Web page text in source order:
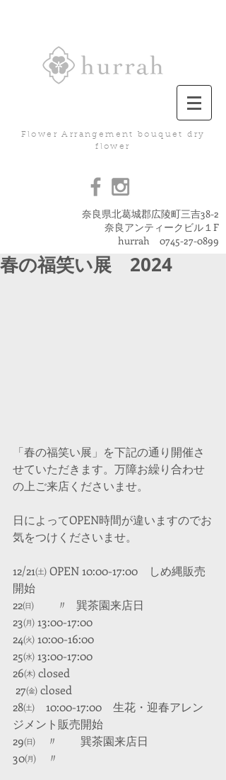
Flower Arrangement bouquet dry
flower
奈良県北葛城郡広陵町三吉38-2
奈良アンティークビル１F
hurrah 0745-27-0899
春の福笑い展 2024
「春の福笑い展」を下記の通り開催さ
せていただきます。万障お繰り合わせ
の上ご来店くださいませ。
日によってOPEN時間が違いますのでお
気をつけくださいませ。
12/21㈯ OPEN 10:00-17:00　しめ縄販売
開始
22㈰　　〃   巽茶園来店日
23㈪ 13:00-17:00
24㈫ 10:00-16:00
25㈬ 13:00-17:00
26㈭ closed
27㈮ closed
28㈯　10:00-17:00　生花・迎春アレン
ジメント販売開始
29㈰　〃　　巽茶園来店日
30㈪    〃